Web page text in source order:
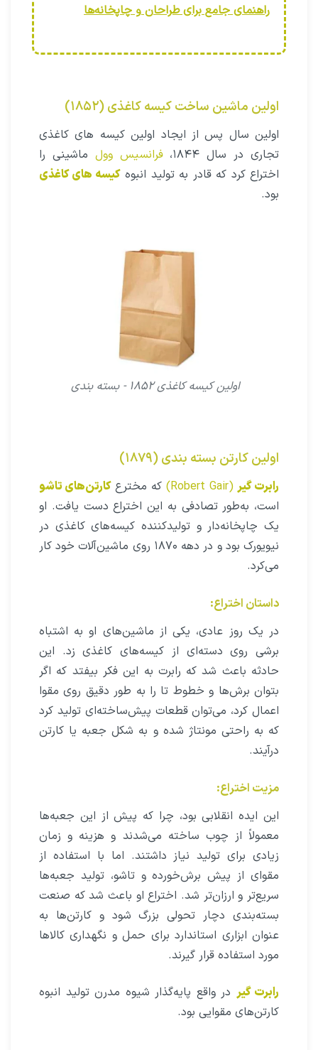
راهنمای جامع برای طراحان و چاپخانه‌ها
اولین ماشین ساخت کیسه کاغذى (۱۸۵۲)
اولین سال پس از ایجاد اولین کیسه های کاغذى
تجارى در سال ۱۸۴۴،
فرانسیسوول ماشینى را
اختراع کرد که قادر به تولید انبوهکیسه هاى کاغذى
بود.
اولین کیسه کاغذی ۱۸۵۲ - بسته بندی
اولین کارتن بسته بندی (۱۸۷۹)
رابرت گیر(Robert Gair) که مخترعکارتن‌های تاشو
است، به‌طور تصادفی به این اختراع دست یافت. او
یک چاپخانه‌دار و تولیدکننده کیسه‌های کاغذی در
نیویورک بود و در دهه ۱۸۷۰ روی ماشین‌آلات خود کار
می‌کرد.
داستان اختراع:
در یک روز عادی، یکی از ماشین‌های او به اشتباه
برشی روی دسته‌ای از کیسه‌های کاغذی زد. این
حادثه باعث شد که رابرت به این فکر بیفتد که اگر
بتوان برش‌ها و خطوط تا را به طور دقیق روی مقوا
اعمال کرد، می‌توان قطعات پیش‌ساخته‌ای تولید کرد
که به راحتی مونتاژ شده و به شکل جعبه یا کارتن
درآیند.
مزیت اختراع:
این ایده انقلابی بود، چرا که پیش از این جعبه‌ها
معمولاً از چوب ساخته می‌شدند و هزینه و زمان
زیادی برای تولید نیاز داشتند. اما با استفاده از
مقوای از پیش برش‌خورده و تاشو، تولید جعبه‌ها
سریع‌تر و ارزان‌تر شد. اختراع او باعث شد که صنعت
بسته‌بندی دچار تحولی بزرگ شود و کارتن‌ها به
عنوان ابزاری استاندارد برای حمل و نگهداری کالاها
مورد استفاده قرار گیرند.
رابرت گیر در واقع پایه‌گذار شیوه مدرن تولید انبوه
کارتن‌های مقوایی بود.